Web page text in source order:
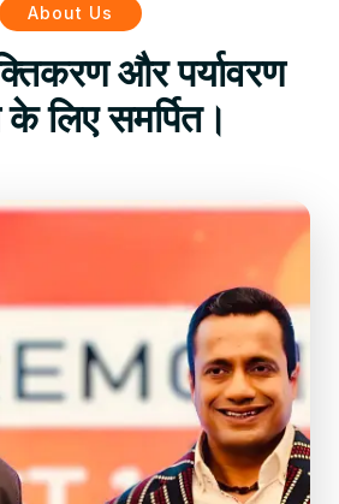
About Us
और पर्यावरण
लिए समर्पित।